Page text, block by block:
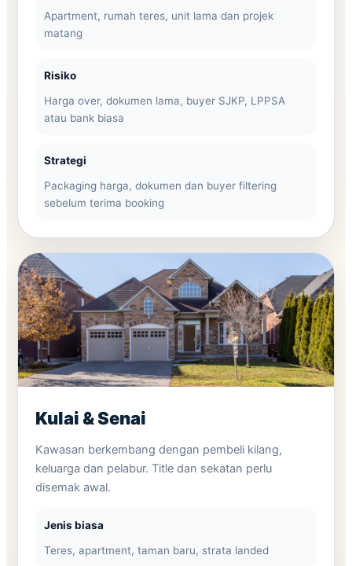
Apartment, rumah teres, unit lama dan projek
matang
Risiko
Harga over, dokumen lama, buyer SJKP, LPPSA
atau bank biasa
Strategi
Packaging harga, dokumen dan buyer filtering
sebelum terima booking
Kulai & Senai
Kawasan berkembang dengan pembeli kilang,
keluarga dan pelabur. Title dan sekatan perlu
disemak awal.
Jenis biasa
Teres, apartment, taman baru, strata landed